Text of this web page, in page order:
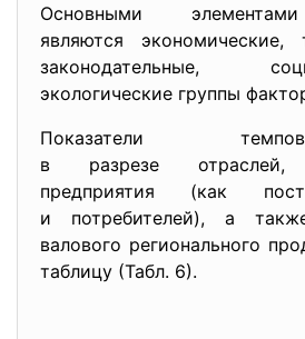
Основными
являются экономические,
законодательные,
экологические группы
Показатели
в разрезе отраслей,
предприятия (как
и потребителей), а
валового регионального
таблицу (Табл. 6).